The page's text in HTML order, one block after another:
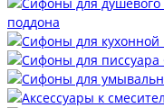
поддона